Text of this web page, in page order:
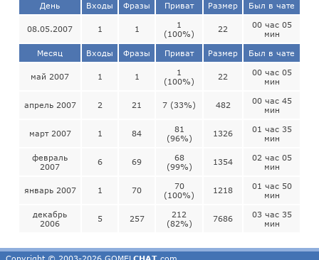
День Входы Фразы Приват Размер Был в чате
08.05.2007 1 1
1
(100%)
22
00 час 05
мин
Месяц Входы Фразы Приват Размер Был в чате
май 2007 1 1
1
(100%)
22
00 час 05
мин
апрель 2007 2 21 7 (33%) 482
00 час 45
мин
март 2007 1 84
81
(96%)
1326
01 час 35
мин
февраль
2007
6 69
68
(99%)
1354
02 час 05
мин
январь 2007 1 70
70
(100%)
1218
01 час 50
мин
декабрь
2006
5 257
212
(82%)
7686
03 час 35
мин